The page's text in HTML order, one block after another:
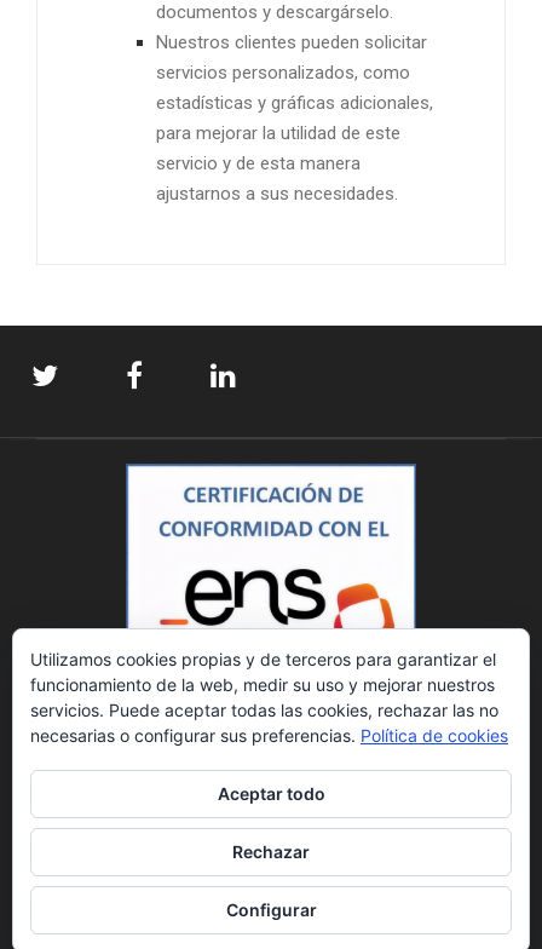
documentos y descargárselo.
Nuestros clientes pueden solicitar
servicios personalizados, como
estadísticas y gráficas adicionales,
para mejorar la utilidad de este
servicio y de esta manera
ajustarnos a sus necesidades.
© 2023 DATINZA, S.A. Todos los derechos reservados.
Política de privacidad. Aviso legal. Canal ético.
Datos Registrales: Registro Mercantil de Zaragoza, Tomo
2018, Folio 196, Sección B, Hoja Z-19883, Inscripción 1ª
Utilizamos cookies propias y de terceros para garantizar el
funcionamiento de la web, medir su uso y mejorar nuestros
servicios. Puede aceptar todas las cookies, rechazar las no
necesarias o configurar sus preferencias. Política de cookies
Aceptar todo
Rechazar
Configurar